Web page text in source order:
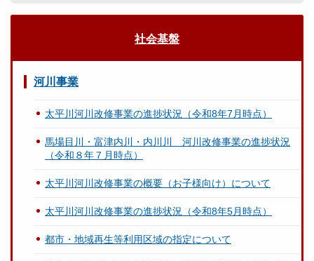
社会基盤
河川事業
太平川河川改修事業の進捗状況（令和8年7月時点）
馬場目川・富津内川・内川川 河川改修事業の進捗状況
（令和８年７月時点）
太平川河川改修事業の概要（お子様向け）について
太平川河川改修事業の進捗状況（令和8年5月時点）
都市・地域再生等利用区域の指定について